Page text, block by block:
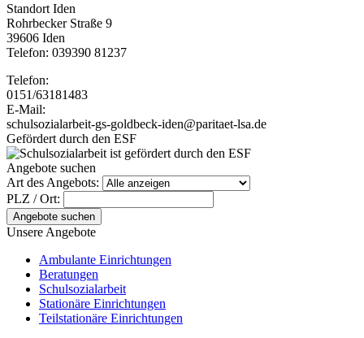
Standort Iden
Rohrbecker Straße 9
39606 Iden
Telefon: 039390 81237
Telefon:
0151/63181483
E-Mail:
schulsozialarbeit-gs-goldbeck-iden@paritaet-lsa.de
Gefördert durch den ESF
Angebote suchen
Art des Angebots:
PLZ / Ort:
Angebote suchen
Unsere Angebote
Ambulante Einrichtungen
Beratungen
Schulsozialarbeit
Stationäre Einrichtungen
Teilstationäre Einrichtungen